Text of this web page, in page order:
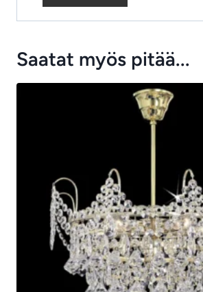
Saatat myös pitää...